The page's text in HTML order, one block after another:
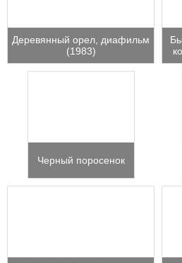
Деревянный орел, диафильм
(1983)
Черный поросенок